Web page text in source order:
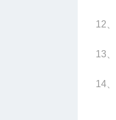
12
13
14